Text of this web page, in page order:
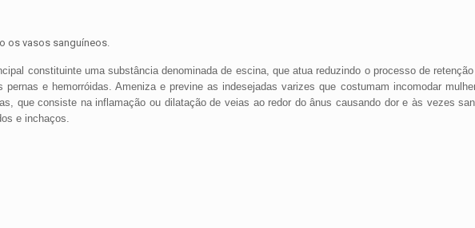
os vasos sanguíneos.
constituinte uma substância denominada de escina, que atua reduzindo o processo de
pernas e hemorróidas. Ameniza e previne as indesejadas varizes que costumam incomodar
que consiste na inflamação ou dilatação de veias ao redor do ânus causando dor e às vezes
e inchaços.